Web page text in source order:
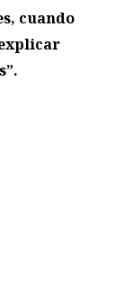
cuando